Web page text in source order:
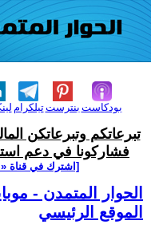
تيلكرامبنترست بودكاست
تبرعاتكم وتبرعاتكن
فشاركونا في دعم
[اشترك في قناة
الحوار المتمدن -
الموقع الرئيسي